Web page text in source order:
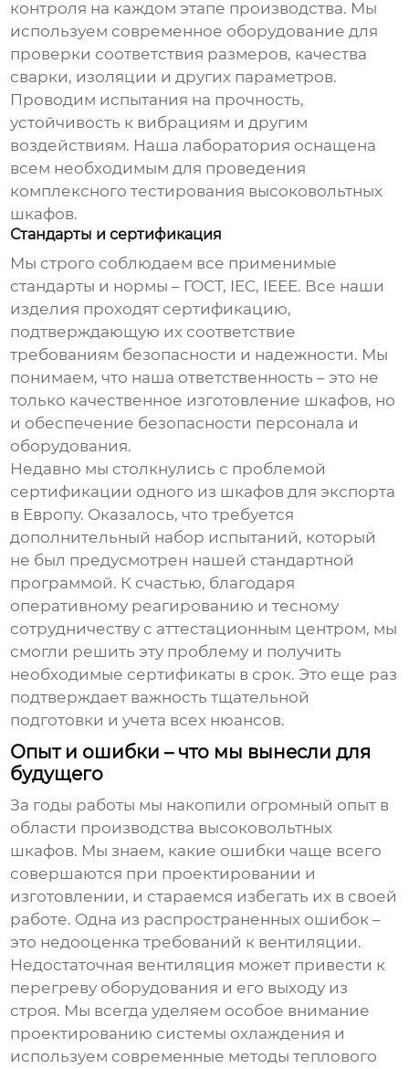
контроля на каждом этапе производства. Мы
используем современное оборудование для
проверки соответствия размеров, качества
сварки, изоляции и других параметров.
Проводим испытания на прочность,
устойчивость к вибрациям и другим
воздействиям. Наша лаборатория оснащена
всем необходимым для проведения
комплексного тестирования высоковольтных
шкафов.
Стандарты и сертификация
Мы строго соблюдаем все применимые
стандарты и нормы – ГОСТ, IEC, IEEE. Все наши
изделия проходят сертификацию,
подтверждающую их соответствие
требованиям безопасности и надежности. Мы
понимаем, что наша ответственность – это не
только качественное изготовление шкафов, но
и обеспечение безопасности персонала и
оборудования.
Недавно мы столкнулись с проблемой
сертификации одного из шкафов для экспорта
в Европу. Оказалось, что требуется
дополнительный набор испытаний, который
не был предусмотрен нашей стандартной
программой. К счастью, благодаря
оперативному реагированию и тесному
сотрудничеству с аттестационным центром, мы
смогли решить эту проблему и получить
необходимые сертификаты в срок. Это еще раз
подтверждает важность тщательной
подготовки и учета всех нюансов.
Опыт и ошибки – что мы вынесли для
будущего
За годы работы мы накопили огромный опыт в
области производства высоковольтных
шкафов. Мы знаем, какие ошибки чаще всего
совершаются при проектировании и
изготовлении, и стараемся избегать их в своей
работе. Одна из распространенных ошибок –
это недооценка требований к вентиляции.
Недостаточная вентиляция может привести к
перегреву оборудования и его выходу из
строя. Мы всегда уделяем особое внимание
проектированию системы охлаждения и
используем современные методы теплового